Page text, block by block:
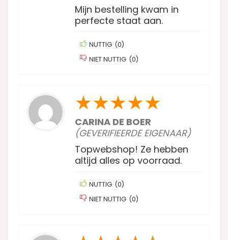
Mijn bestelling kwam in
perfecte staat aan.
NUTTIG (0)
NIET NUTTIG (0)
★★★★★
CARINA DE BOER
(GEVERIFIEERDE EIGENAAR)
Topwebshop! Ze hebben
altijd alles op voorraad.
NUTTIG (0)
NIET NUTTIG (0)